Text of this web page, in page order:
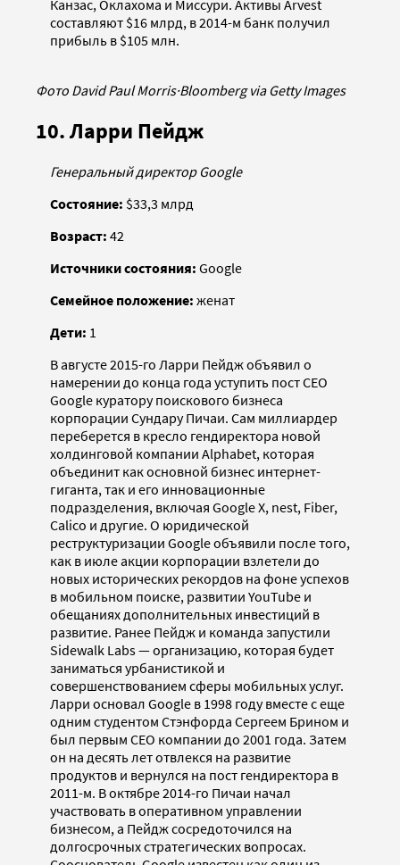
Канзас, Оклахома и Миссури. Активы Arvest
составляют $16 млрд, в 2014-м банк получил
прибыль в $105 млн.
Фото David Paul Morris·Bloomberg via Getty Images
10. Ларри Пейдж
Генеральный директор Google
Состояние: $33,3 млрд
Возраст: 42
Источники состояния: Google
Семейное положение: женат
Дети: 1
В августе 2015-го Ларри Пейдж объявил о
намерении до конца года уступить пост CEO
Google куратору поискового бизнеса
корпорации Сундару Пичаи. Сам миллиардер
переберется в кресло гендиректора новой
холдинговой компании Alphabet, которая
объединит как основной бизнес интернет-
гиганта, так и его инновационные
подразделения, включая Google X, nest, Fiber,
Calico и другие. О юридической
реструктуризации Google объявили после того,
как в июле акции корпорации взлетели до
новых исторических рекордов на фоне успехов
в мобильном поиске, развитии YouTube и
обещаниях дополнительных инвестиций в
развитие. Ранее Пейдж и команда запустили
Sidewalk Labs — организацию, которая будет
заниматься урбанистикой и
совершенствованием сферы мобильных услуг.
Ларри основал Google в 1998 году вместе с еще
одним студентом Стэнфорда Сергеем Брином и
был первым CEO компании до 2001 года. Затем
он на десять лет отвлекся на развитие
продуктов и вернулся на пост гендиректора в
2011-м. В октябре 2014-го Пичаи начал
участвовать в оперативном управлении
бизнесом, а Пейдж сосредоточился на
долгосрочных стратегических вопросах.